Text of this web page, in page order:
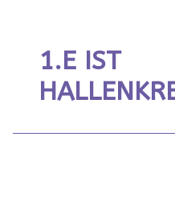
1.E IST